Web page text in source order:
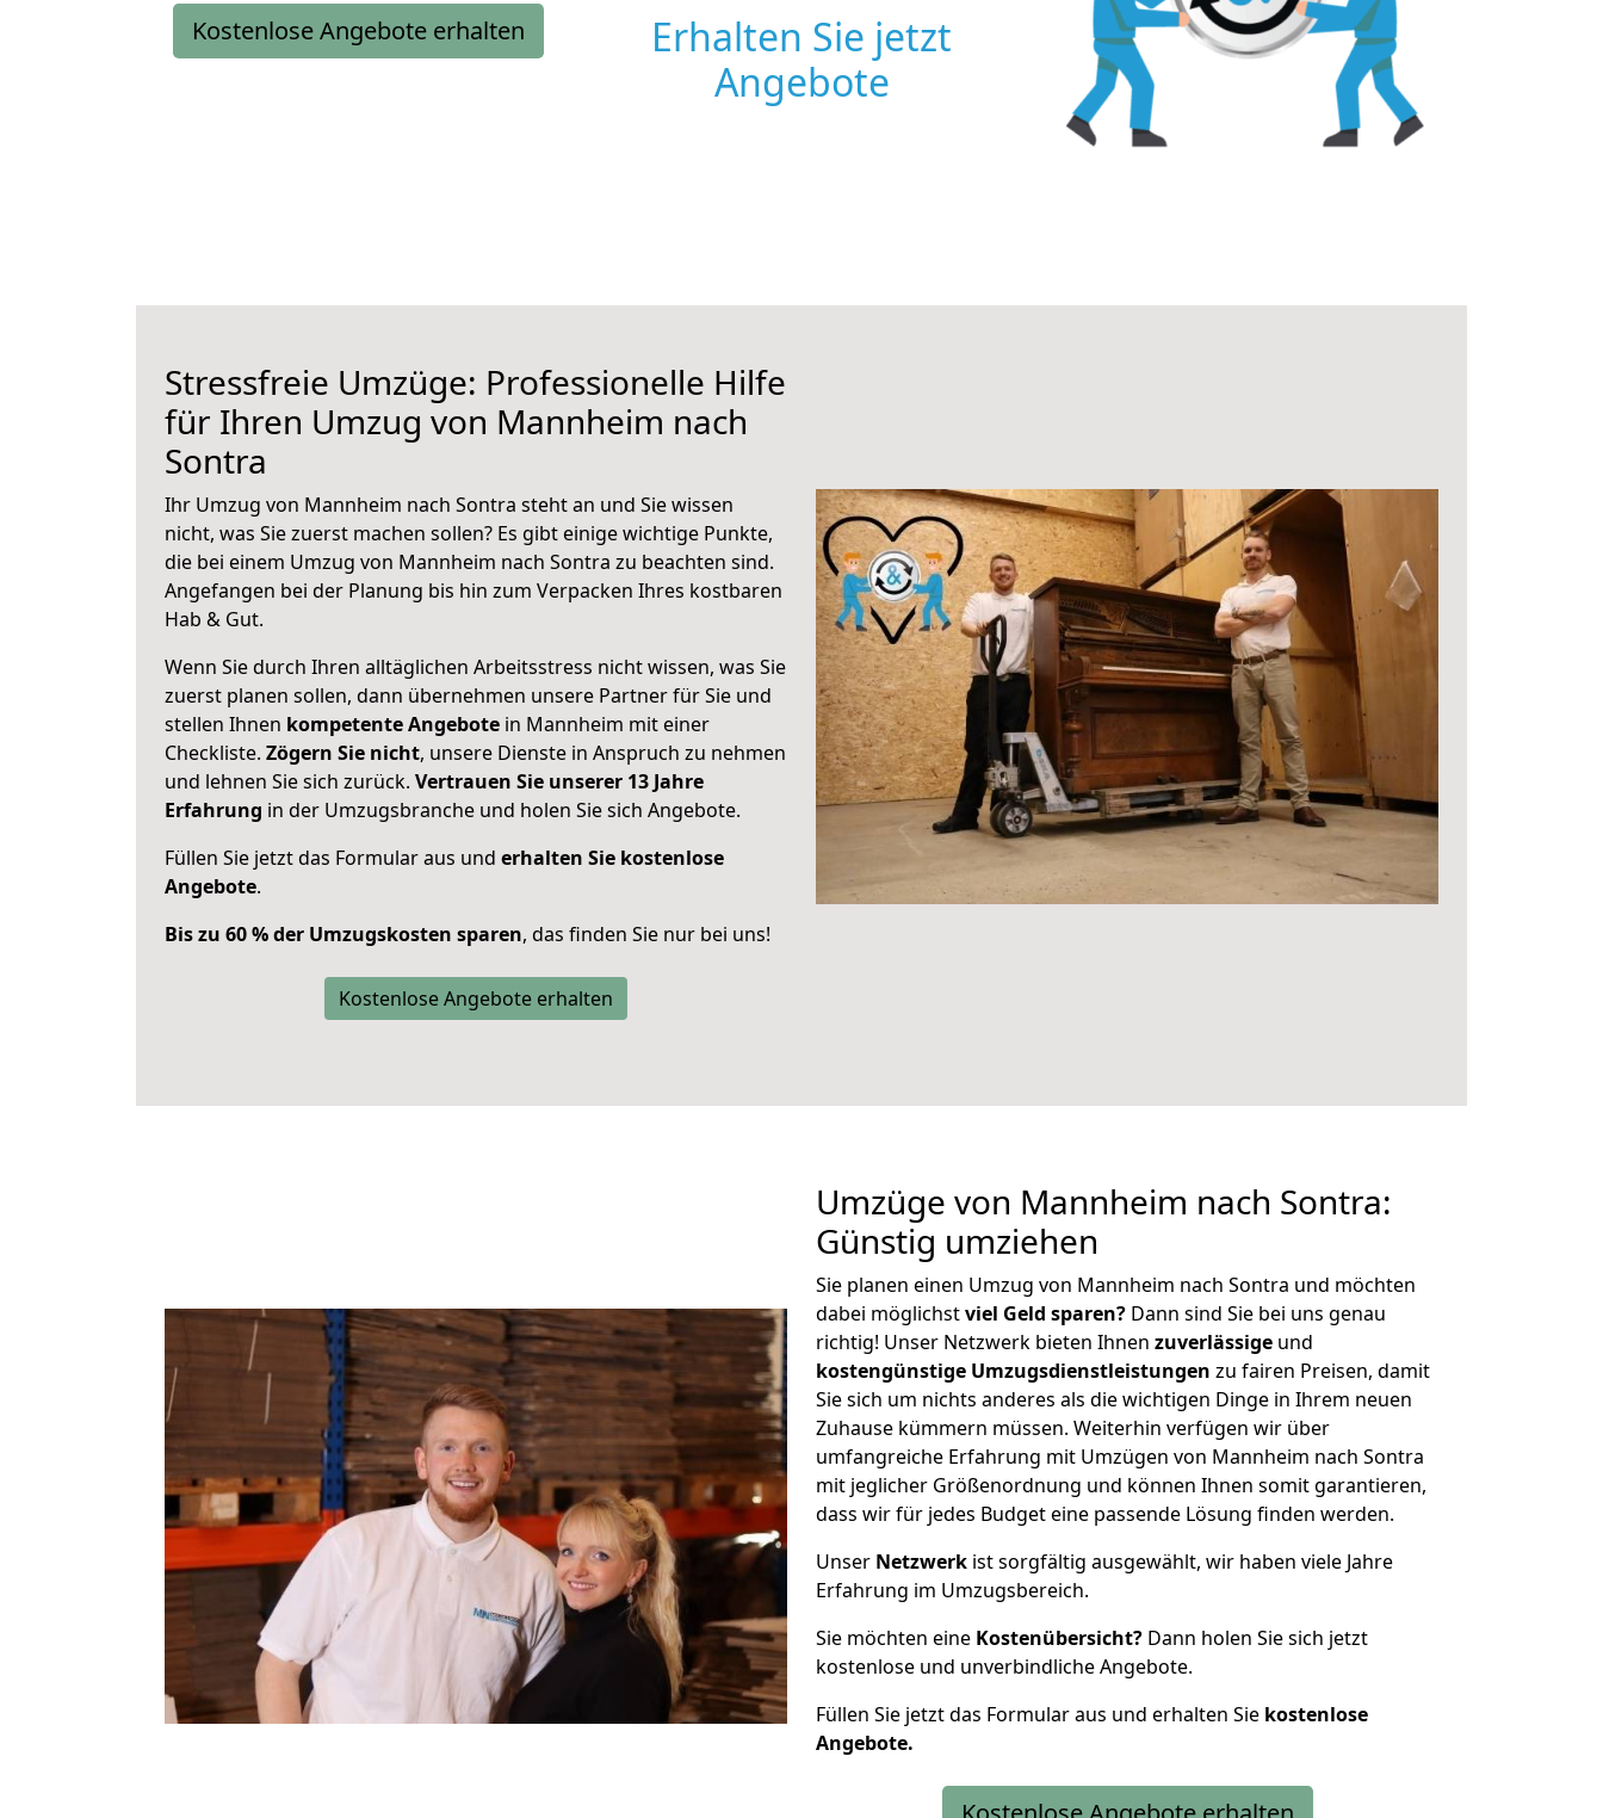
Kostenlose Angebote erhalten
Erhalten Sie jetzt
Angebote
Stressfreie Umzüge: Professionelle Hilfe
für Ihren Umzug von Mannheim nach
Sontra
Ihr Umzug von Mannheim nach Sontra steht an und Sie wissen
nicht, was Sie zuerst machen sollen? Es gibt einige wichtige Punkte,
die bei einem Umzug von Mannheim nach Sontra zu beachten sind.
Angefangen bei der Planung bis hin zum Verpacken Ihres kostbaren
Hab & Gut.
Wenn Sie durch Ihren alltäglichen Arbeitsstress nicht wissen, was Sie
zuerst planen sollen, dann übernehmen unsere Partner für Sie und
stellen Ihnen kompetente Angebote in Mannheim mit einer
Checkliste. Zögern Sie nicht, unsere Dienste in Anspruch zu nehmen
und lehnen Sie sich zurück. Vertrauen Sie unserer 13 Jahre
Erfahrung in der Umzugsbranche und holen Sie sich Angebote.
Füllen Sie jetzt das Formular aus und erhalten Sie kostenlose
Angebote.
Bis zu 60 % der Umzugskosten sparen, das finden Sie nur bei uns!
Kostenlose Angebote erhalten
Umzüge von Mannheim nach Sontra:
Günstig umziehen
Sie planen einen Umzug von Mannheim nach Sontra und möchten
dabei möglichstviel Geld sparen? Dann sind Sie bei uns genau
richtig! Unser Netzwerk bieten Ihnen zuverlässige und
kostengünstige Umzugsdienstleistungen zu fairen Preisen, damit
Sie sich um nichts anderes als die wichtigen Dinge in Ihrem neuen
Zuhause kümmern müssen. Weiterhin verfügen wir über
umfangreiche Erfahrung mit Umzügen von Mannheim nach Sontra
mit jeglicher Größenordnung und können Ihnen somit garantieren,
dass wir für jedes Budget eine passende Lösung finden werden.
Unser Netzwerk ist sorgfältig ausgewählt, wir haben viele Jahre
Erfahrung im Umzugsbereich.
Sie möchten eine Kostenübersicht? Dann holen Sie sich jetzt
kostenlose und unverbindliche Angebote.
Füllen Sie jetzt das Formular aus und erhalten Sie kostenlose
Angebote.